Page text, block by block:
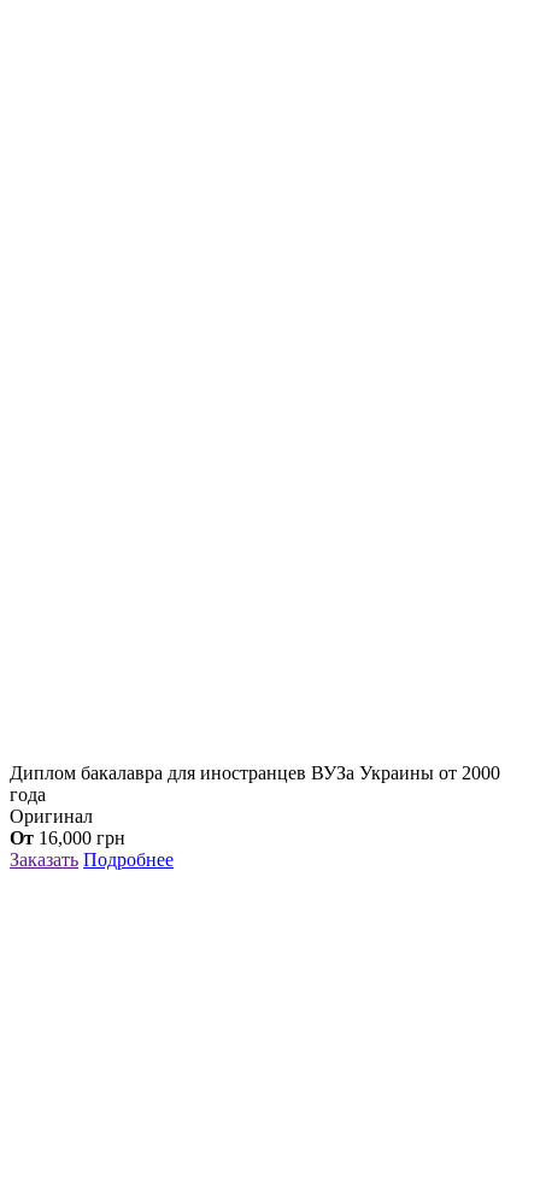
Диплом бакалавра для иностранцев ВУЗа Украины от 2000
года
Оригинал
От 16,000 грн
Заказать Подробнее